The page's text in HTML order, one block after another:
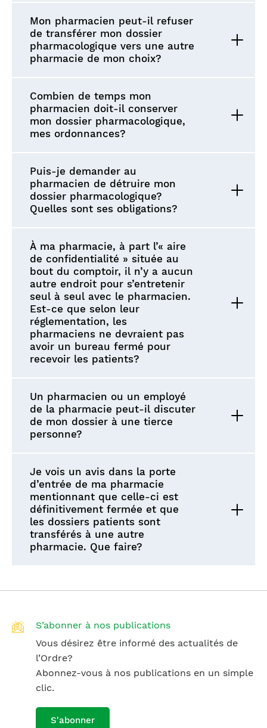
Mon pharmacien peut-il refuser
de transférer mon dossier
pharmacologique vers une autre
pharmacie de mon choix?
Combien de temps mon
pharmacien doit-il conserver
mon dossier pharmacologique,
mes ordonnances?
Puis-je demander au
pharmacien de détruire mon
dossier pharmacologique?
Quelles sont ses obligations?
À ma pharmacie, à part l’« aire
de confidentialité » située au
bout du comptoir, il n’y a aucun
autre endroit pour s’entretenir
seul à seul avec le pharmacien.
Est-ce que selon leur
réglementation, les
pharmaciens ne devraient pas
avoir un bureau fermé pour
recevoir les patients?
Un pharmacien ou un employé
de la pharmacie peut-il discuter
de mon dossier à une tierce
personne?
Je vois un avis dans la porte
d’entrée de ma pharmacie
mentionnant que celle-ci est
définitivement fermée et que
les dossiers patients sont
transférés à une autre
pharmacie. Que faire?
S’abonner à nos publications
Vous désirez être informé des actualités de
l’Ordre?
Abonnez-vous à nos publications en un simple
clic.
S'abonner